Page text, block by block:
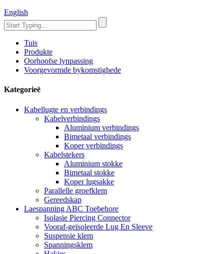
English
Tuis
Produkte
Oorhoofse lynpassing
Voorgevormde bykomstighede
Kategorieë
Kabellugte en verbindings
Kabelverbindings
Aluminium verbindings
Bimetaal verbindings
Koper verbindings
Kabelstekers
Aluminium stokke
Bimetaal stokke
Koper lugsakke
Parallelle groefklem
Gereedskap
Laespanning ABC Toebehore
Isolasie Piercing Connector
Vooraf-geïsoleerde Lug En Sleeve
Suspensie klem
Spanningsklem